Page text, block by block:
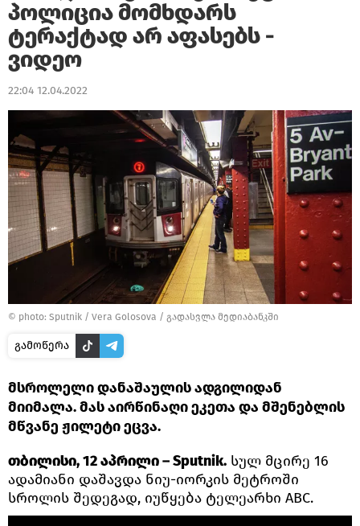
პოლიცია მომხდარს
ტერაქტად არ აფასებს -
ვიდეო
22:04 12.04.2022
© photo: Sputnik / Vera Golosova / გადასვლა მედიაბანკში
გამოწერა
მსროლელი დანაშაულის ადგილიდან
მიიმალა. მას აირწინაღი ეკეთა და მშენებლის
მწვანე ჟილეტი ეცვა.
თბილისი, 12 აპრილი – Sputnik. სულ მცირე 16
ადამიანი დაშავდა ნიუ-იორკის მეტროში
სროლის შედეგად, იუწყება ტელეარხი ABC.